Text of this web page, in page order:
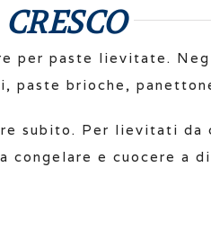
CRESCO
per paste lievitate.
paste brioche,
subito. Per lievitati da
congelare e cuocere a